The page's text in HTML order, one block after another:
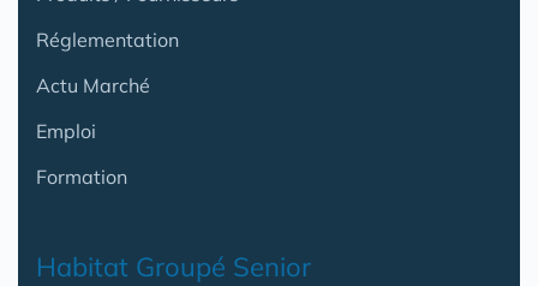
Réglementation
Actu Marché
Emploi
Formation
Habitat Groupé Senior